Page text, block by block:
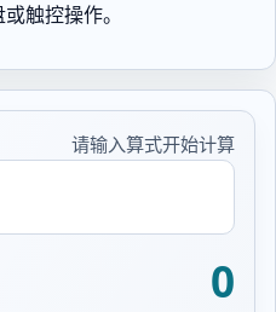
触控操作。
请输入算式开始计算
0